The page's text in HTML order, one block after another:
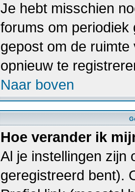
Je hebt misschien
forums om periodiek
gepost om de
opnieuw te
Naar boven
Hoe verander ik
Al je instellingen zijn
geregistreerd bent).